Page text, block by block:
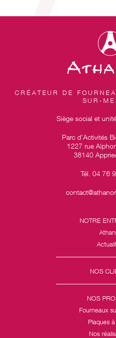
CRÉATEUR DE
SUR-
Siège social et
Parc d’Activités
1227 rue
38140
Tél. 04 76
NOTRE
NOS
NOS
Fourneaux
Plaques
Nos